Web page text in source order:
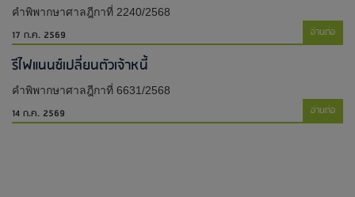
คำพิพากษาศาลฎีกาที่ 2240/2568
17 ก.ค. 2569 อ่านต่อ
รีไฟแนนซ์เปลี่ยนตัวเจ้าหนี้
คำพิพากษาศาลฎีกาที่ 6631/2568
14 ก.ค. 2569 อ่านต่อ